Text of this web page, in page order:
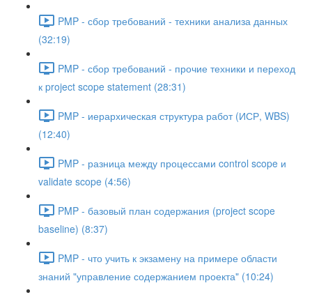
PMP - сбор требований - техники анализа данных
(32:19)
PMP - сбор требований - прочие техники и переход
к project scope statement (28:31)
PMP - иерархическая структура работ (ИСР, WBS)
(12:40)
PMP - разница между процессами control scope и
validate scope (4:56)
PMP - базовый план содержания (project scope
baseline) (8:37)
PMP - что учить к экзамену на примере области
знаний "управление содержанием проекта" (10:24)